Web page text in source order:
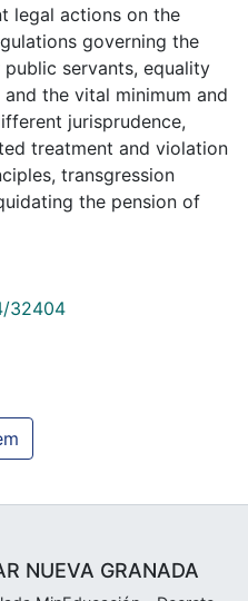
legal actions on the
governing the
servants, equality
the vital minimum and
jurisprudence,
treatment and violation
transgression
the pension of
32404
NUEVA GRANADA